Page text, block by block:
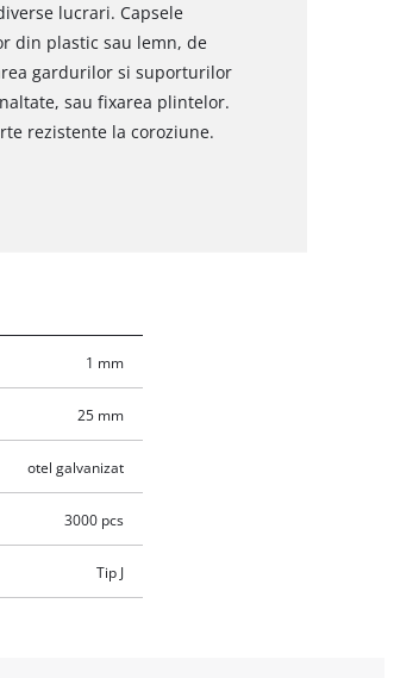
lucrari. Capsele
din plastic sau lemn, de
gardurilor si suporturilor
sau fixarea plintelor.
rezistente la coroziune.
1 mm
25 mm
otel galvanizat
3000 pcs
Tip J